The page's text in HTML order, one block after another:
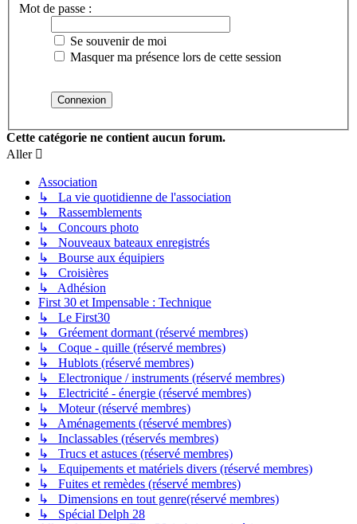
Mot de passe :
Se souvenir de moi
Masquer ma présence lors de cette session
Cette catégorie ne contient aucun forum.
Aller
Association
↳ La vie quotidienne de l'association
↳ Rassemblements
↳ Concours photo
↳ Nouveaux bateaux enregistrés
↳ Bourse aux équipiers
↳ Croisières
↳ Adhésion
First 30 et Impensable : Technique
↳ Le First30
↳ Gréement dormant (réservé membres)
↳ Coque - quille (réservé membres)
↳ Hublots (réservé membres)
↳ Electronique / instruments (réservé membres)
↳ Electricité - énergie (réservé membres)
↳ Moteur (réservé membres)
↳ Aménagements (réservé membres)
↳ Inclassables (réservés membres)
↳ Trucs et astuces (réservé membres)
↳ Equipements et matériels divers (réservé membres)
↳ Fuites et remèdes (réservé membres)
↳ Dimensions en tout genre(réservé membres)
↳ Spécial Delph 28